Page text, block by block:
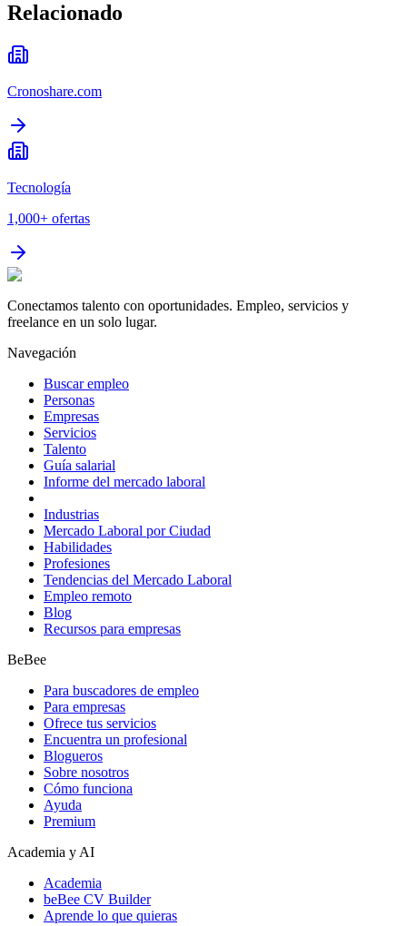
Relacionado
Cronoshare.com
Tecnología
1,000+ ofertas
Conectamos talento con oportunidades. Empleo, servicios y
freelance en un solo lugar.
Navegación
Buscar empleo
Personas
Empresas
Servicios
Talento
Guía salarial
Informe del mercado laboral
Industrias
Mercado Laboral por Ciudad
Habilidades
Profesiones
Tendencias del Mercado Laboral
Empleo remoto
Blog
Recursos para empresas
BeBee
Para buscadores de empleo
Para empresas
Ofrece tus servicios
Encuentra un profesional
Blogueros
Sobre nosotros
Cómo funciona
Ayuda
Premium
Academia y AI
Academia
beBee CV Builder
Aprende lo que quieras